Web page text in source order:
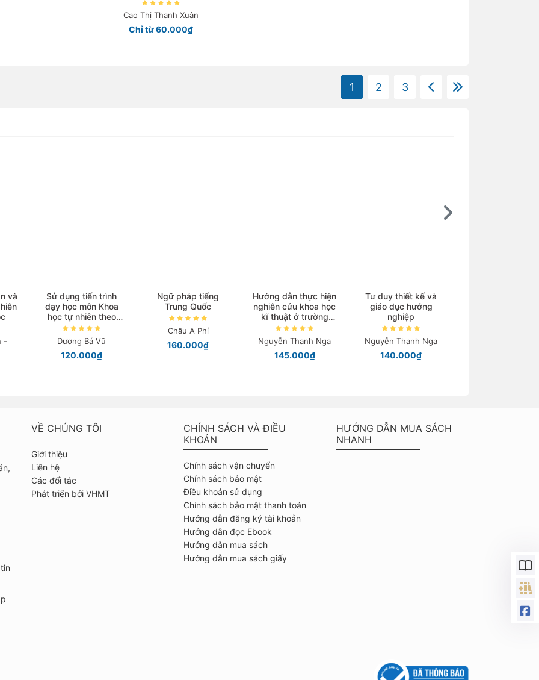
Cao Thị Thanh Xuân
Chỉ từ 60.000₫
1 2 3
và
-
Sử dụng tiến trình
dạy học môn Khoa
học tự nhiên theo
hình thức dạy học B-
Learning
Dương Bá Vũ
120.000₫
Ngữ pháp tiếng
Trung Quốc
Châu A Phí
160.000₫
Hướng dẫn thực hiện
nghiên cứu khoa học
kĩ thuật ở trường
trung học
Nguyễn Thanh Nga
145.000₫
Tư duy thiết kế và
giáo dục hướng
nghiệp
Nguyễn Thanh Nga
140.000₫
VỀ CHÚNG TÔI
Giới thiệu
Liên hệ
Các đối tác
Phát triển bởi VHMT
CHÍNH SÁCH VÀ ĐIỀU
KHOẢN
Chính sách vận chuyển
Chính sách bảo mật
Điều khoản sử dụng
Chính sách bảo mật thanh toán
Hướng dẫn đăng ký tài khoản
Hướng dẫn đọc Ebook
Hướng dẫn mua sách
Hướng dẫn mua sách giấy
HƯỚNG DẪN MUA SÁCH
NHANH